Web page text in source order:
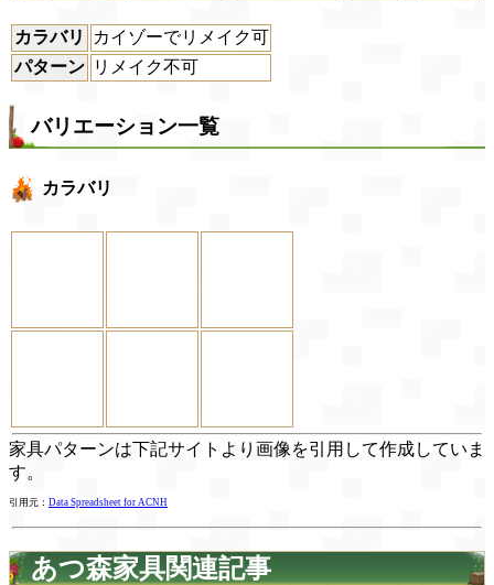
カラバリ
カイゾーでリメイク可
パターン リメイク不可
バリエーション一覧
カラバリ
家具パターンは下記サイトより画像を引用して作成していま
す。
引用元： Data Spreadsheet for ACNH
あつ森家具関連記事